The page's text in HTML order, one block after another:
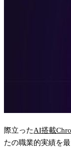
際立ったAI搭載
たの職業的実績を